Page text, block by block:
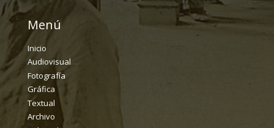
Menú
Inicio
Audiovisual
Fotografía
Gráfica
Textual
Archivo